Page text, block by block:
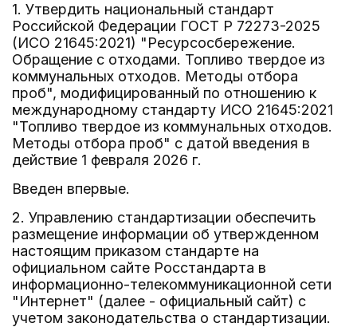
1. Утвердить национальный стандарт
Российской Федерации ГОСТ Р 72273-2025
(ИСО 21645:2021) "Ресурсосбережение.
Обращение с отходами. Топливо твердое из
коммунальных отходов. Методы отбора
проб", модифицированный по отношению к
международному стандарту ИСО 21645:2021
"Топливо твердое из коммунальных отходов.
Методы отбора проб" с датой введения в
действие 1 февраля 2026 г.
Введен впервые.
2. Управлению стандартизации обеспечить
размещение информации об утвержденном
настоящим приказом стандарте на
официальном сайте Росстандарта в
информационно-телекоммуникационной сети
"Интернет" (далее - официальный сайт) с
учетом законодательства о стандартизации.